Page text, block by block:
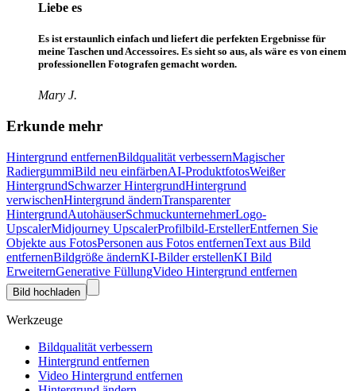
Liebe es
Es ist erstaunlich einfach und liefert die perfekten Ergebnisse für
meine Taschen und Accessoires. Es sieht so aus, als wäre es von einem
professionellen Fotografen gemacht worden.
Mary J.
Erkunde mehr
Hintergrund entfernenBildqualität verbessernMagischer
RadiergummiBild neu einfärbenAI-ProduktfotosWeißer
HintergrundSchwarzer HintergrundHintergrund
verwischenHintergrund ändernTransparenter
HintergrundAutohäuserSchmuckunternehmerLogo-
UpscalerMidjourney UpscalerProfilbild-ErstellerEntfernen Sie
Objekte aus FotosPersonen aus Fotos entfernenText aus Bild
entfernenBildgröße ändernKI-Bilder erstellenKI Bild
ErweiternGenerative FüllungVideo Hintergrund entfernen
Bild hochladen
Werkzeuge
Bildqualität verbessern
Hintergrund entfernen
Video Hintergrund entfernen